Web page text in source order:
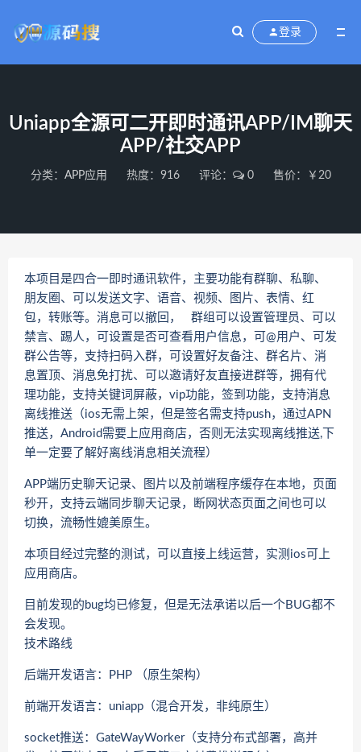
登录
Uniapp全源可二开即时通讯APP/IM聊天
APP/社交APP
分类： APP应用 热度：916 评论： 0 售价：￥20
本项目是四合一即时通讯软件，主要功能有群聊、私聊、
朋友圈、可以发送文字、语音、视频、图片、表情、红
包，转账等。消息可以撤回， 群组可以设置管理员、可以
禁言、踢人，可设置是否可查看用户信息，可@用户、可发
群公告等，支持扫码入群，可设置好友备注、群名片、消
息置顶、消息免打扰、可以邀请好友直接进群等，拥有代
理功能，支持关键词屏蔽，vip功能，签到功能，支持消息
离线推送（ios无需上架，但是签名需支持push，通过APN
推送，Android需要上应用商店，否则无法实现离线推送,下
单一定要了解好离线消息相关流程）
APP端历史聊天记录、图片以及前端程序缓存在本地，页面
秒开，支持云端同步聊天记录，断网状态页面之间也可以
切换，流畅性媲美原生。
本项目经过完整的测试，可以直接上线运营，实测ios可上
应用商店。
目前发现的bug均已修复，但是无法承诺以后一个BUG都不
会发现。
技术路线
后端开发语言：PHP （原生架构）
前端开发语言：uniapp（混合开发，非纯原生）
socket推送：GateWayWorker（支持分布式部署，高并